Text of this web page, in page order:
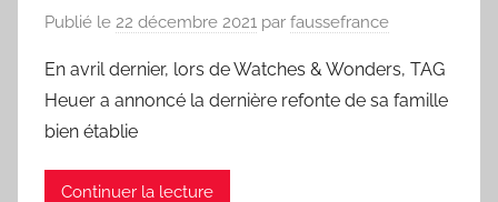
Publié le 22 décembre 2021 par faussefrance
En avril dernier, lors de Watches & Wonders, TAG
Heuer a annoncé la dernière refonte de sa famille
bien établie
Continuer la lecture